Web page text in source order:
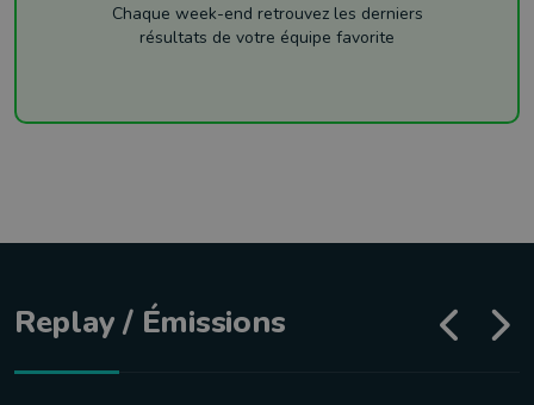
Chaque week-end retrouvez les derniers
résultats de votre équipe favorite
Replay / Émissions